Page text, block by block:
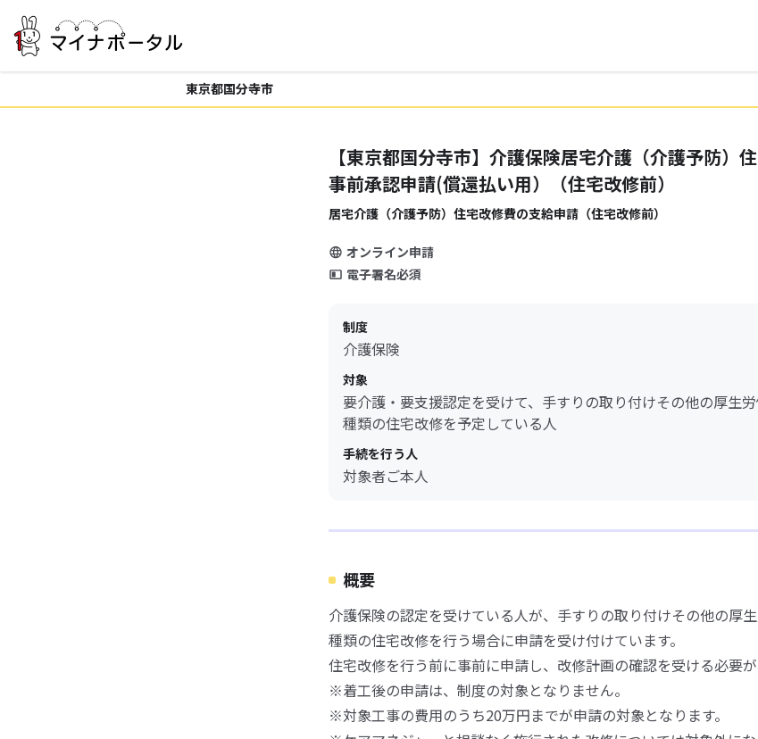
東京都国分寺市
【東京都国分寺市】介護保険居宅介護（介護予防）
事前承認申請(償還払い用）（住宅改修前）
居宅介護（介護予防）住宅改修費の支給申請（住宅改修前）
オンライン申請
電子署名必須
制度
介護保険
対象
要介護・要支援認定を受けて、手すりの取り付けその他の厚生
種類の住宅改修を予定している人
手続を行う人
対象者ご本人
概要
介護保険の認定を受けている人が、手すりの取り付けその他の厚
種類の住宅改修を行う場合に申請を受け付けています。
住宅改修を行う前に事前に申請し、改修計画の確認を受ける必要が
※着工後の申請は、制度の対象となりません。
※対象工事の費用のうち20万円までが申請の対象となります。